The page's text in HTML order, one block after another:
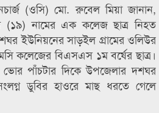
(ওসি) মো. রুবেল মিয়া জানান,
(১৯) নামের এক কলেজ ছাত্র নিহত
ইউনিয়নের সাড়ইল গ্রামের ওলিউর
কলেজের বিএসএস ১ম বর্ষের ছাত্র।
পাঁচটার দিকে উপজেলার দশঘর
ডুবির হাওরে মাছ ধরতে গেলে